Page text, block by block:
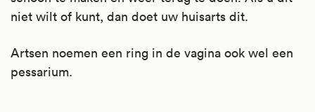
niet wilt of kunt, dan doet uw huisarts dit.
Artsen noemen een ring in de vagina ook wel een
pessarium.